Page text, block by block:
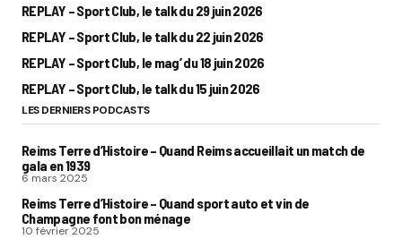
REPLAY – Sport Club, le talk du 29 juin 2026
REPLAY – Sport Club, le talk du 22 juin 2026
REPLAY – Sport Club, le mag’ du 18 juin 2026
REPLAY – Sport Club, le talk du 15 juin 2026
LES DERNIERS PODCASTS
Reims Terre d’Histoire – Quand Reims accueillait un match de
gala en 1939
6 mars 2025
Reims Terre d’Histoire – Quand sport auto et vin de
Champagne font bon ménage
10 février 2025